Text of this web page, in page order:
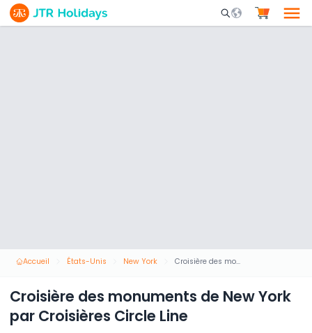
Mobile Search
Accueil États-Unis New York Croisière des monuments de New York par Croisières Circle Line
Croisière des monuments de New York
par Croisières Circle Line